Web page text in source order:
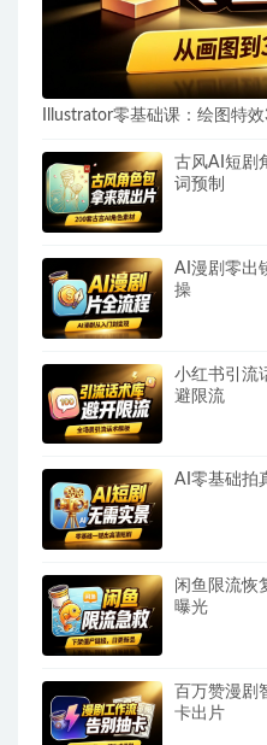
Illustrator零基础课：绘图特
古风AI短剧
词预制
AI漫剧零出
操
小红书引流
避限流
AI零基础拍
闲鱼限流恢
曝光
百万赞漫剧
卡出片